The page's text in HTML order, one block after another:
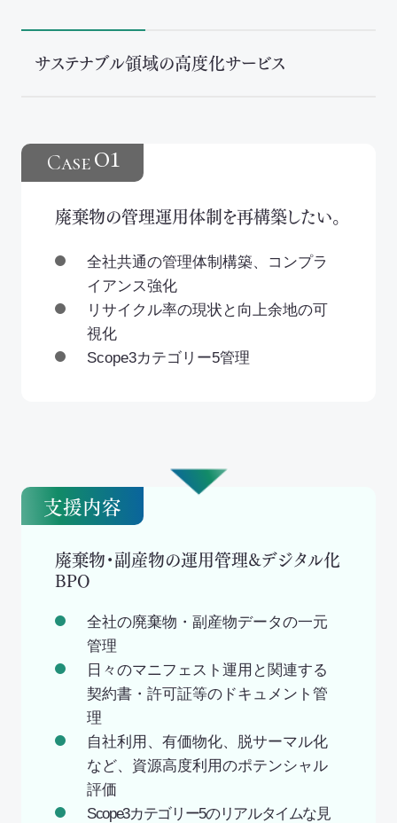
サステナブル領域の高度化サービス
Case01
廃棄物の管理運用体制を再構築したい。
全社共通の管理体制構築、コンプラ
イアンス強化
リサイクル率の現状と向上余地の可
視化
Scope3カテゴリー5管理
支援内容
廃棄物・副産物の運用管理&デジタル化
BPO
全社の廃棄物・副産物データの一元
管理
日々のマニフェスト運用と関連する
契約書・許可証等のドキュメント管
理
自社利用、有価物化、脱サーマル化
など、資源高度利用のポテンシャル
評価
Scope3カテゴリー5のリアルタイムな見